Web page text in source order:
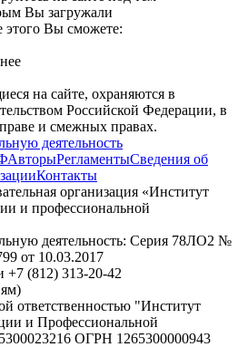
Вы загружали
этого Вы сможете:
на сайте, охраняются в
Российской Федерации, в
и смежных правах.
деятельность
АвторыРегламентыСведения об
Контакты
организация «Институт
и профессиональной
деятельность: Серия 78ЛО2 №
от 10.03.2017
+7 (812) 313-20-42
ответственностью "Институт
и Профессиональной
ОГРН 1265300000943